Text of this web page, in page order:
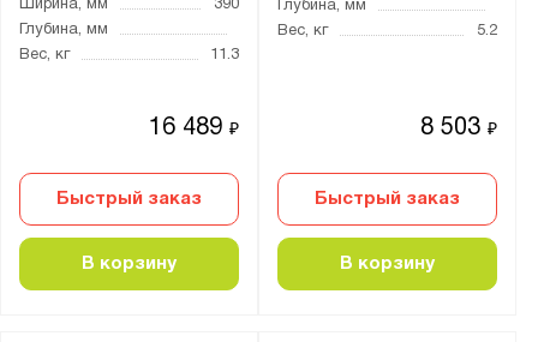
Ширина, мм
390
Глубина, мм
Вес, кг
11.3
16 489₽
Быстрый заказ
В корзину
Глубина, мм
Вес, кг
5.2
8 503₽
Быстрый заказ
В корзину
4350
4370